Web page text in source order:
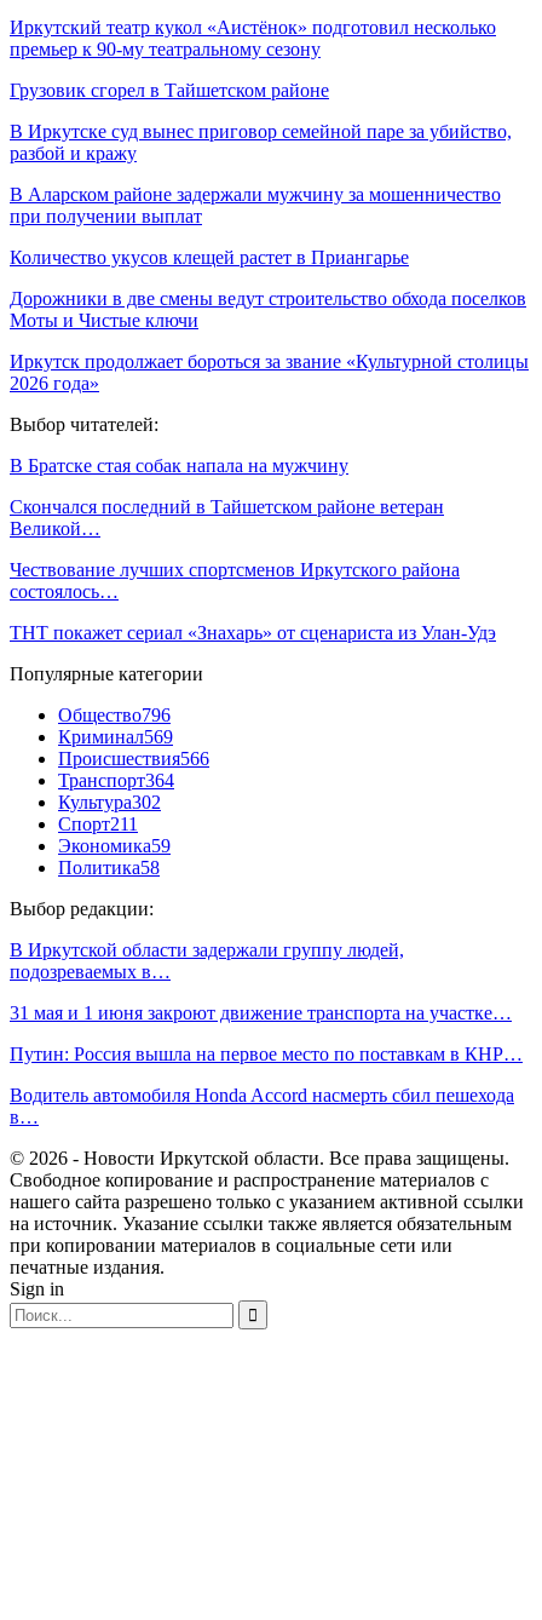
Иркутский театр кукол «Аистёнок» подготовил несколько
премьер к 90-му театральному сезону
Грузовик сгорел в Тайшетском районе
В Иркутске суд вынес приговор семейной паре за убийство,
разбой и кражу
В Аларском районе задержали мужчину за мошенничество
при получении выплат
Количество укусов клещей растет в Приангарье
Дорожники в две смены ведут строительство обхода поселков
Моты и Чистые ключи
Иркутск продолжает бороться за звание «Культурной столицы
2026 года»
Выбор читателей:
В Братске стая собак напала на мужчину
Скончался последний в Тайшетском районе ветеран
Великой…
Чествование лучших спортсменов Иркутского района
состоялось…
ТНТ покажет сериал «Знахарь» от сценариста из Улан-Удэ
Популярные категории
Общество796
Криминал569
Происшествия566
Транспорт364
Культура302
Спорт211
Экономика59
Политика58
Выбор редакции:
В Иркутской области задержали группу людей,
подозреваемых в…
31 мая и 1 июня закроют движение транспорта на участке…
Путин: Россия вышла на первое место по поставкам в КНР…
Водитель автомобиля Honda Accord насмерть сбил пешехода
в…
© 2026 - Новости Иркутской области. Все права защищены.
Свободное копирование и распространение материалов с
нашего сайта разрешено только с указанием активной ссылки
на источник. Указание ссылки также является обязательным
при копировании материалов в социальные сети или
печатные издания.
Sign in